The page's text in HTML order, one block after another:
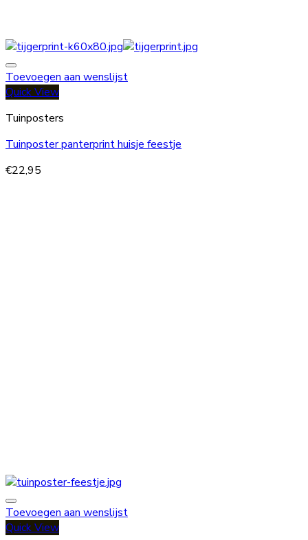
Toevoegen aan wenslijst
Quick View
Tuinposters
Tuinposter panterprint huisje feestje
€22,95
Toevoegen aan wenslijst
Quick View